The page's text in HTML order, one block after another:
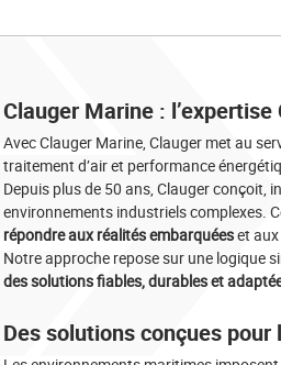
Clauger Marine :
Avec Clauger Marine, Clauger met au
traitement d’air et performance
Depuis plus de 50 ans, Clauger conçoit,
environnements industriels complexes.
répondre aux réalités embarquéeset
Notre approche repose sur une logique
des solutions fiables, durables et
Des solutions conçues